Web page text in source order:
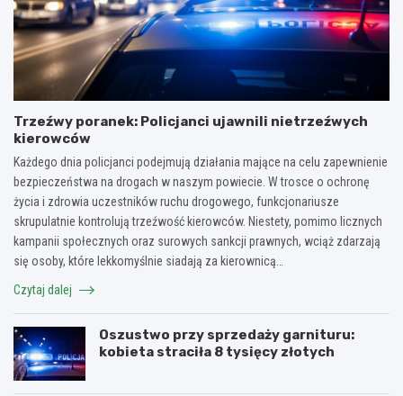
Trzeźwy poranek: Policjanci ujawnili nietrzeźwych
kierowców
Każdego dnia policjanci podejmują działania mające na celu zapewnienie
bezpieczeństwa na drogach w naszym powiecie. W trosce o ochronę
życia i zdrowia uczestników ruchu drogowego, funkcjonariusze
skrupulatnie kontrolują trzeźwość kierowców. Niestety, pomimo licznych
kampanii społecznych oraz surowych sankcji prawnych, wciąż zdarzają
się osoby, które lekkomyślnie siadają za kierownicą…
Czytaj dalej
Oszustwo przy sprzedaży garnituru:
kobieta straciła 8 tysięcy złotych